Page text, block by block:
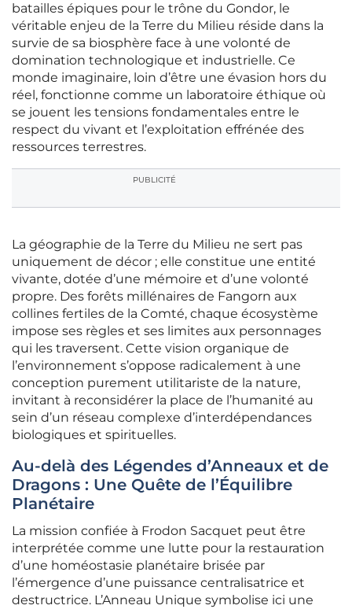
batailles épiques pour le trône du Gondor, le
véritable enjeu de la Terre du Milieu réside dans la
survie de sa biosphère face à une volonté de
domination technologique et industrielle. Ce
monde imaginaire, loin d’être une évasion hors du
réel, fonctionne comme un laboratoire éthique où
se jouent les tensions fondamentales entre le
respect du vivant et l’exploitation effrénée des
ressources terrestres.
PUBLICITÉ
La géographie de la Terre du Milieu ne sert pas
uniquement de décor ; elle constitue une entité
vivante, dotée d’une mémoire et d’une volonté
propre. Des forêts millénaires de Fangorn aux
collines fertiles de la Comté, chaque écosystème
impose ses règles et ses limites aux personnages
qui les traversent. Cette vision organique de
l’environnement s’oppose radicalement à une
conception purement utilitariste de la nature,
invitant à reconsidérer la place de l’humanité au
sein d’un réseau complexe d’interdépendances
biologiques et spirituelles.
Au-delà des Légendes d’Anneaux et de
Dragons : Une Quête de l’Équilibre
Planétaire
La mission confiée à Frodon Sacquet peut être
interprétée comme une lutte pour la restauration
d’une homéostasie planétaire brisée par
l’émergence d’une puissance centralisatrice et
destructrice. L’Anneau Unique symbolise ici une